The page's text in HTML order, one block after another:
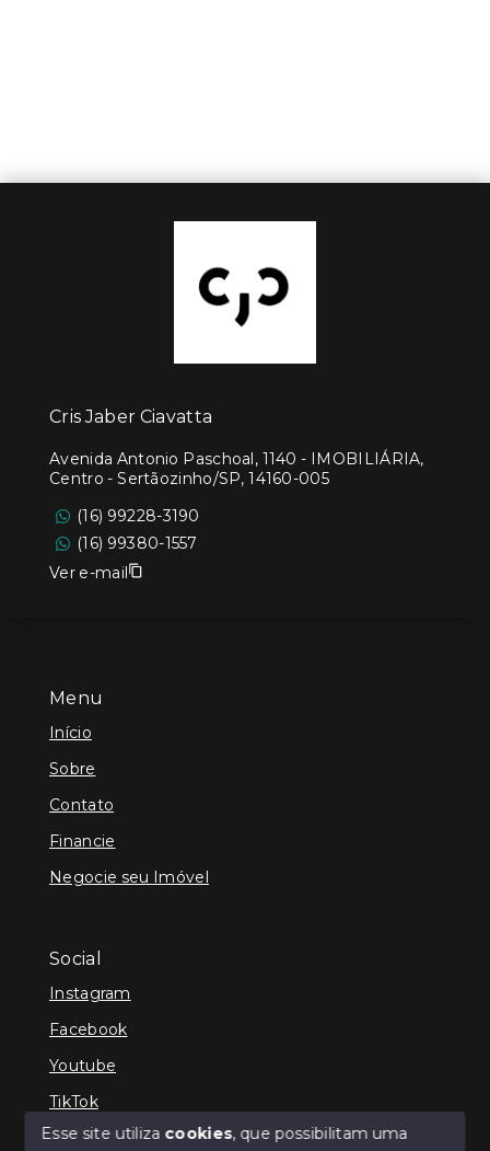
Menu
Início
Sobre
Contato
Financie
Negocie seu Imóvel
Social
Instagram
Facebook
Youtube
TikTok
Cris Jaber Ciavatta
Avenida Antonio Paschoal, 1140 - IMOBILIÁRIA,
Centro - Sertãozinho/SP, 14160-005
(16) 99228-3190
(16) 99380-1557
Ver e-mail
Esse site utiliza cookies, que possibilitam uma